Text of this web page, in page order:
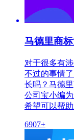
马德里商
对于很多有
不过的事情
长吗？马德
公司宝小编
希望可以帮
6907+